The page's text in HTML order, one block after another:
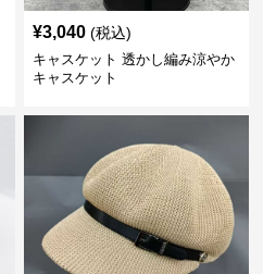
¥3,040 (税込)
キャスケット 透かし編み涼やか
キャスケット